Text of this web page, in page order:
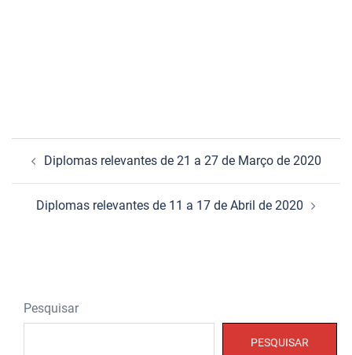
de
Diplomas relevantes de 21 a 27 de Março de 2020
Diplomas relevantes de 11 a 17 de Abril de 2020
Pesquisar
PESQUISAR